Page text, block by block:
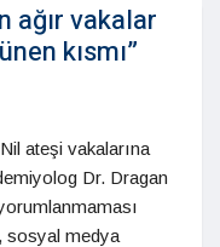
ağır vakalar
kısmı”
ateşi vakalarına
Dr. Dragan
sosyal medya